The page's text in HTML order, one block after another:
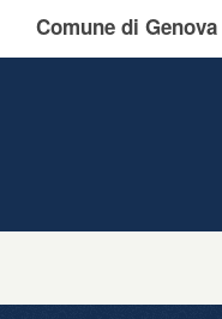
Comune di Genova